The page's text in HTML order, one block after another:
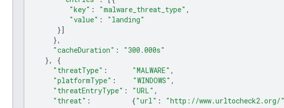
"key" : "malware_threat_type" ,
"value" :
"landing"
}]
},
"cacheDuration" :
"300.000s"
},
{
"threatType" : "MALWARE" ,
"platformType" : "WINDOWS" ,
"threatEntryType" : "URL" ,
"threat" : {"url" : "http://www.urltocheck2.org/"